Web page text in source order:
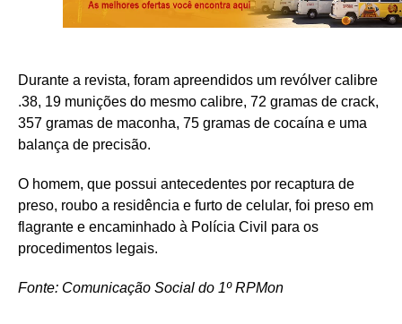
Durante a revista, foram apreendidos um revólver calibre
.38, 19 munições do mesmo calibre, 72 gramas de crack,
357 gramas de maconha, 75 gramas de cocaína e uma
balança de precisão.
O homem, que possui antecedentes por recaptura de
preso, roubo a residência e furto de celular, foi preso em
flagrante e encaminhado à Polícia Civil para os
procedimentos legais.
Fonte: Comunicação Social do 1º RPMon